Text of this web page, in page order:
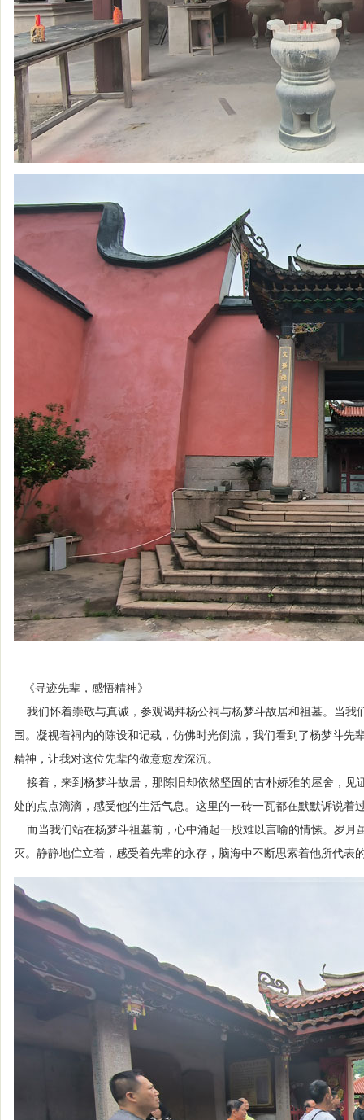
《寻迹先辈，感悟精神》
我们怀着崇敬与真诚，参观谒拜杨公祠与杨梦斗故居和祖墓。当我
围。凝视着祠内的陈设和记载，仿佛时光倒流，我们看到了杨梦斗
精神，让我对这位先辈的敬意愈发深沉。
接着，来到杨梦斗故居，那陈旧却依然坚固的古朴娇雅的屋舍，见
处的点点滴滴，感受他的生活气息。这里的一砖一瓦都在默默诉说着
而当我们站在杨梦斗祖墓前，心中涌起一股难以言喻的情愫。岁月
灭。静静地伫立着，感受着先辈的永存，脑海中不断思索着他所代表